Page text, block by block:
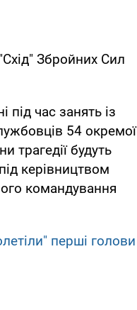
Збройних Сил
під час занять із
54 окремої
трагедії будуть
керівництвом
командування
перші голови